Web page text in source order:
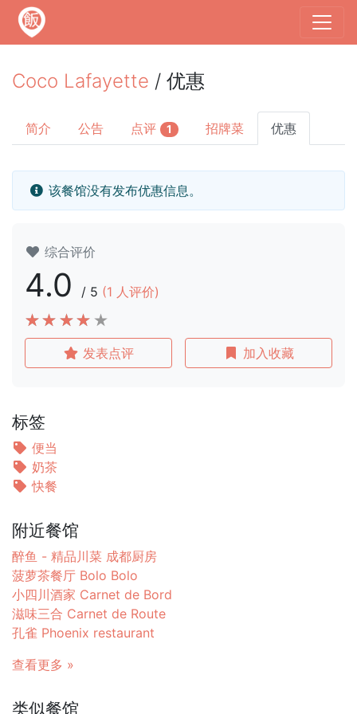
Coco Lafayette / 优惠
简介 公告 点评 1 招牌菜 优惠
该餐馆没有发布优惠信息。
综合评价
4.0 / 5 (1 人评价)
发表点评 加入收藏
标签
便当
奶茶
快餐
附近餐馆
醉鱼 - 精品川菜 成都厨房
菠萝茶餐厅 Bolo Bolo
小四川酒家 Carnet de Bord
滋味三合 Carnet de Route
孔雀 Phoenix restaurant
查看更多 »
类似餐馆